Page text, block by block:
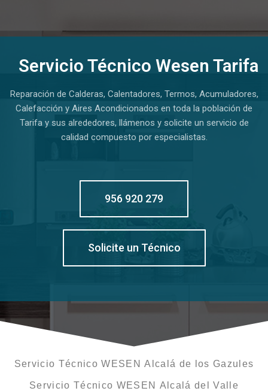
Servicio Técnico Wesen Tarifa
Reparación de Calderas, Calentadores, Termos, Acumuladores,
Calefacción y Aires Acondicionados en toda la población de
Tarifa y sus alrededores, llámenos y solicite un servicio de
calidad compuesto por especialistas.
956 920 279
Solicite un Técnico
Servicio Técnico WESEN Alcalá de los Gazules
Servicio Técnico WESEN Alcalá del Valle